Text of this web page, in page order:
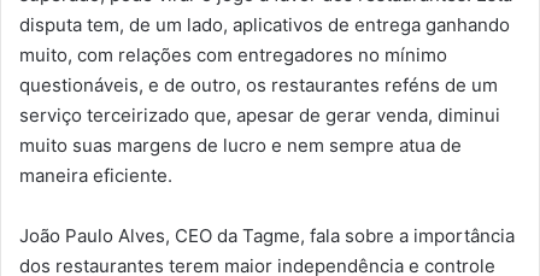
disputa tem, de um lado, aplicativos de entrega ganhando
muito, com relações com entregadores no mínimo
questionáveis, e de outro, os restaurantes reféns de um
serviço terceirizado que, apesar de gerar venda, diminui
muito suas margens de lucro e nem sempre atua de
maneira eficiente.
João Paulo Alves, CEO da Tagme, fala sobre a importância
dos restaurantes terem maior independência e controle